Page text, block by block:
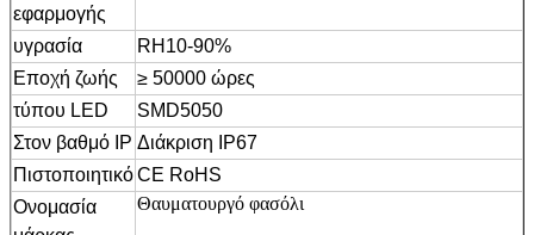
εφαρμογής
υγρασία
RH10-90%
Εποχή ζωής
≥ 50000 ώρες
τύπου LED
SMD5050
Στον βαθμό IP Διάκριση IP67
ΠιστοποιητικόCE RoHS
Ονομασία
Θαυματουργό φασόλι